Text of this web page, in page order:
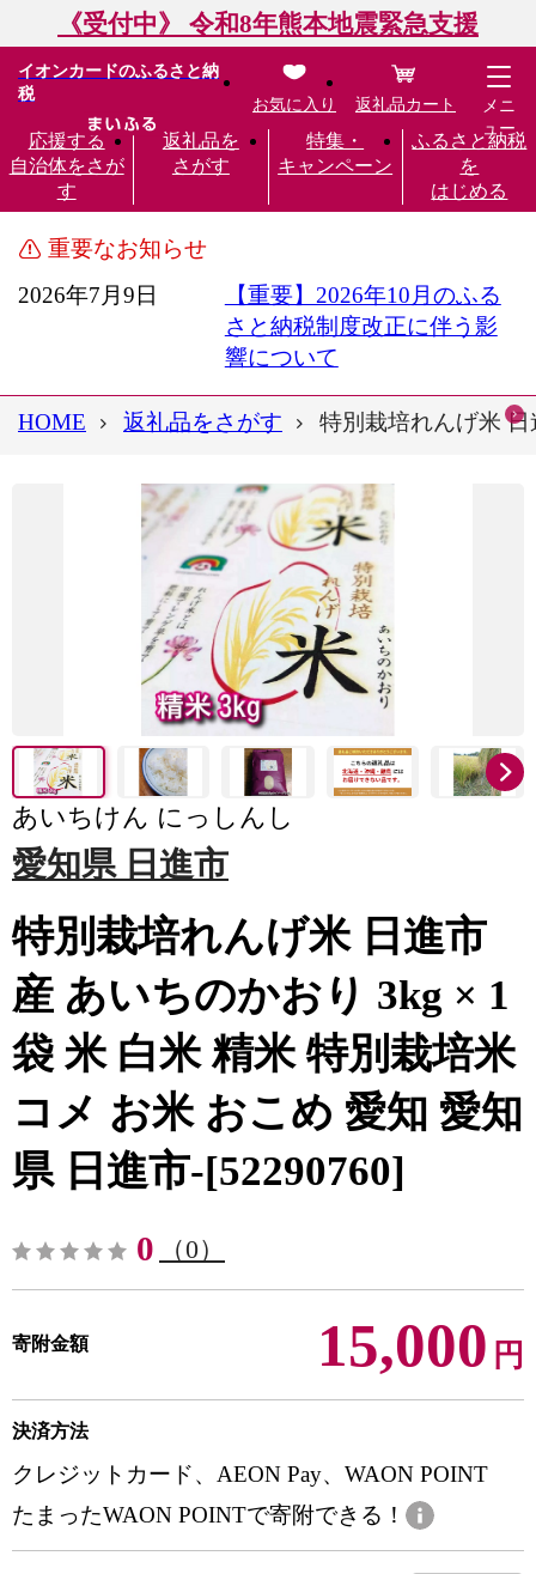
《受付中》 令和8年熊本地震緊急支援
イオンカードのふるさと納
税
応援する
自治体をさが
す
返礼品を
さがす
特集・
キャンペーン
ふるさと納税
を
はじめる
お気に入り 返礼品カート
メニ
ュー
重要なお知らせ
2026年7月9日
【重要】2026年10月のふる
さと納税制度改正に伴う影
響について
HOME 返礼品をさがす 特別栽培れんげ米
あいちけん にっしんし
愛知県 日進市
特別栽培れんげ米 日進市
産 あいちのかおり 3kg × 1
袋 米 白米 精米 特別栽培米
コメ お米 おこめ 愛知 愛知
県 日進市-[52290760]
0 （0）
寄附金額 15,000 円
決済方法
クレジットカード、AEON Pay、WAON POINT
たまったWAON POINTで寄附できる！